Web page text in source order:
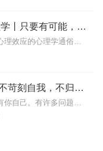
墨菲定律：每天学点心理学丨只要有可能，就一定会发生
本书是一本揭示人类潜在种种心理效应的心理学通俗读物，其中最有代表性的即“墨菲定律”。与此同时，从自我认知、经济管理等方面入手，作者引出了数十条对现代人工作和生活...
蛤蟆先生去看心理医生 | 不苛刻自我，不归咎原生家庭，承担人生责任，学会真正独立丨心理学心理咨询入门读物
能帮助你的人是你自己，也只有你自己。有许多问题需要你向自己发问。比如你能停止自我批判吗？你能对自己好一些吗？也许最重要的问题是，你能开始爱自己吗？书中金句一个...